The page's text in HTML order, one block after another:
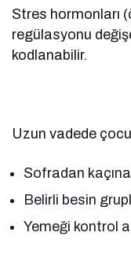
Stres hormonları
regülasyonu
kodlanabilir.
Uzun vadede
Sofradan
Belirli besin
Yemeği kontrol